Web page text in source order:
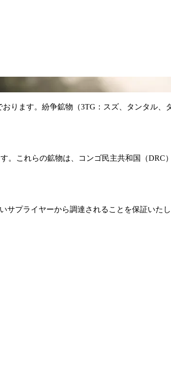
ります。紛争鉱物（3TG：スズ、タンタル、
。これらの鉱物は、コンゴ民主共和国（DRC
プライヤーから調達されることを保証いたし